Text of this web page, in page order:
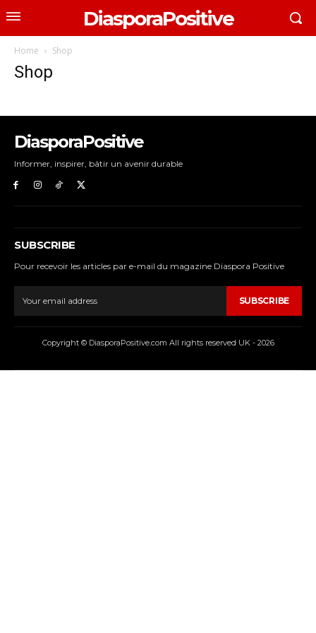
DiasporaPositive
Home Shop
Shop
DiasporaPositive
Informer, inspirer, bâtir un avenir durable
SUBSCRIBE
Pour recevoir les articles par e-mail du magazine Diaspora Positive
SUBSCRIBE
Copyright © DiasporaPositive.com All rights reserved UK - 2026